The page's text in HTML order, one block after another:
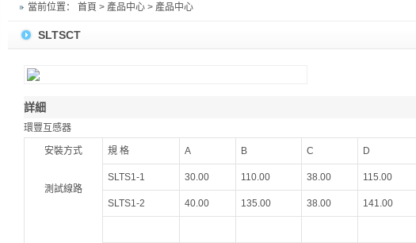
當前位置： 首頁 > 產品中心 > 產品中心
SLTSCT
詳細
環豐互感器
安裝方式
測試線路
規 格 A B C D
SLTS1-1 30.00 110.00 38.00 115.00
SLTS1-2 40.00 135.00 38.00 141.00